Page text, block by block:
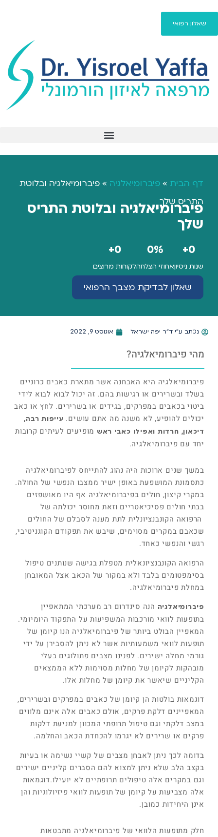
שאלון רפואי
דף הבית » פיברומיאלגיה » פיברומיאלגיה ובלוטת
התריס שלך
פיברומיאלגיה ובלוטת התריס
שלך
שנות ניסיון
0
+
אחוזי הצלחה
%
0
לקוחות מרוצים
0
+
שאלון לבדיקת מצבך הרפואי
נכתב ע"י ד"ר יפה ישראל אוגוסט 9, 2022
מהי פיברומיאלגיה?
פיברומיאלגיה היא האבחנה אשר מתארת כאבים כרוניים
בשלד ובשרירים או רגישות בהם. זה יכול לבוא לבוא לידי
ביטוי בכאבים במפרקים, בגידים או בשרירים. לחץ או כאב
יכולים להופיע, לא משנה מה אתם עושים. עייפות רבה,
דיכאון, חרדות ואפילו כאבי ראש מופיעים לעיתים קרובות
יחד עם פיברומיאלגיה.
במשך שנים ארוכות היה נהוג להתייחס לפיברומיאלגיה
כתסמונת המושפעת באופן ישיר ממצבו הנפשי של החולה.
במקרי קיצון, חולים בפיברומיאלגיה אף היו מאושפזים
בבתי חולים פסיכיאטריים וזאת מחוסר יכולתה של
הרפואה הקונבנציונלית לתת מענה לסבלם של החולים
שכאבם במקרים מסוימים, שיבש את תפקודם הקוגניטיבי,
רגשי והנפשי כאחד.
הרפואה הקונבנציונאלית מטפלת בגישה שנותנים טיפול
בסימפטומים בלבד ולא במקור של הכאב אצל המאובחן
במחלת פיברומיאלגיה.
פיברומיאלגיה הנה סינדרום רב מערכתי המתאפיין
בתופעות לוואי מורכבות המשפיעות על התפקוד היומיומי.
המאפיין הבולט ביותר של פיברומיאלגיה הנו קיומן של
תופעות לוואי משמעותיות אשר לא ניתן להסבירן על ידי
גורמי מחלה ישירים. לפנינו מצבים פתולוגים בעלי
מובהקות לקיומן של מחלות מסוימות ללא הממצאים
הקליניים שיאשר את קיומן של מחלות אלו.
דוגמאות בולטות הן קיומן של כאבים במפרקים ובשרירים,
המאפיינים דלקת פרקים, אולם כאבים אלה אינם מלווים
במצב דלקתי וגם טיפול תרופתי המכוון למניעת דלקות
פרקים או שרירים לא יגרמו להכחדת הכאב והחלמה.
בדומה לכך ניתן לאבחן מצבים של קשיי נשימה או בעיות
בקצב הלב שלא ניתן למצוא להם הסברים קליניים ישירים
וגם במקרים אלה טיפולים תרופתיים לא יועילו.דוגמאות
אלה מצביעות על קיומן של תופעות לוואי פיזיולוגיות והן
אינן היחידות כמובן.
חלק מתופעות הלוואי של פיברומיאלגיה מתבטאות